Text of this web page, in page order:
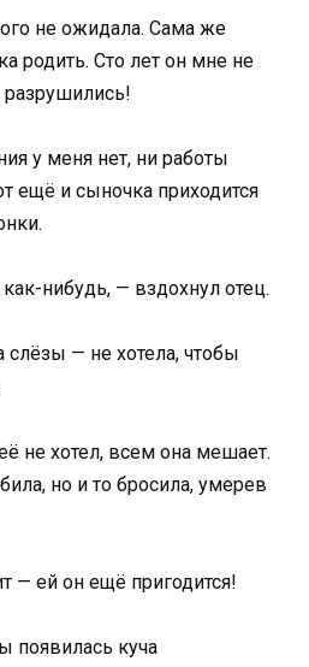
не ожидала. Сама же
родить. Сто лет он мне не
у меня нет, ни работы
ещё и сыночка приходится
нибудь, — вздохнул отец.
— не хотела, чтобы
не хотел, всем она мешает.
но и то бросила, умерев
— ей он ещё пригодится!
появилась куча